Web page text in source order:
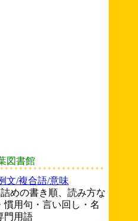
図書館
文/複合語/意味
めの書き順、読み方な
慣用句・言い回し・名
門用語